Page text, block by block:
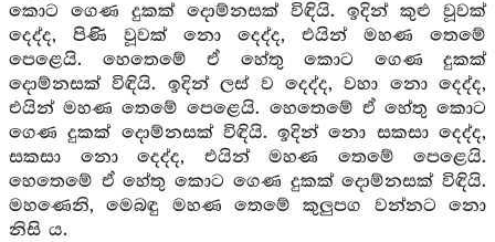
කොට ගෙණ දුකක් දොම්නසක් විඳියි. ඉදින් කුළු වූවක්
දෙද්ද, පිණි වූවක් නො දෙද්ද, එයින් මහණ තෙමේ
පෙළෙයි. හෙතෙමේ ඒ හේතු කොට ගෙණ දුකක්
දොම්නසක් විඳියි. ඉදින් ලස් ව දෙද්ද, වහා නො දෙද්ද,
එයින් මහණ තෙමේ පෙළෙයි. හෙතෙමේ ඒ හේතු කොට
ගෙණ දුකක් දොම්නසක් විඳියි. ඉදින් නො සකසා දෙද්ද,
සකසා නො දෙද්ද, එයින් මහණ තෙමේ පෙළෙයි.
හෙතෙමේ ඒ හේතු කොට ගෙණ දුකක් දොම්නසක් විඳියි.
මහණෙනි, මෙබඳු මහණ තෙමේ කුලුපග වන්නට නො
නිසි ය.